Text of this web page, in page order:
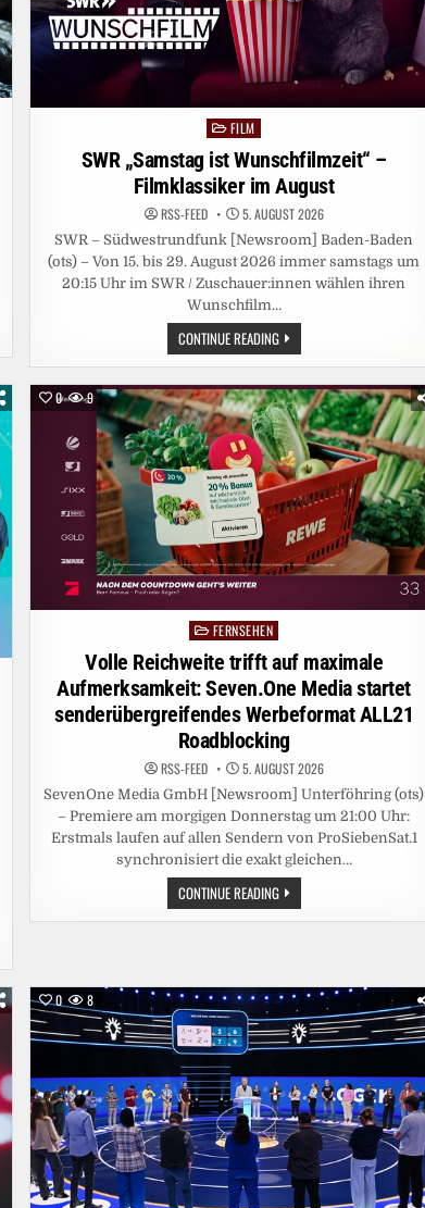
Posted
in
FILM
SWR „Samstag ist Wunschfilmzeit“ –
Filmklassiker im August
RSS-FEED 5. AUGUST 2026
SWR – Südwestrundfunk [Newsroom] Baden-Baden
(ots) – Von 15. bis 29. August 2026 immer samstags um
20:15 Uhr im SWR / Zuschauer:innen wählen ihren
Wunschfilm…
CONTINUE READINGSWR
„SAMSTAG
IST
–
FILMKLASSIKER
IM
AUGUST
0 9
PostedFERNSEHEN
Volle Reichweite trifft auf maximale
Aufmerksamkeit: Seven.One Media startet
senderübergreifendes Werbeformat ALL21
Roadblocking
RSS-FEED 5. AUGUST 2026
SevenOne Media GmbH [Newsroom] Unterföhring (ots)
– Premiere am morgigen Donnerstag um 21:00 Uhr:
Erstmals laufen auf allen Sendern von ProSiebenSat.1
synchronisiert die exakt gleichen…
CONTINUE READINGVOLLE
REICHWEITE
TRIFFT
MEDIA
STARTET
SENDERÜBERGREIFENDES
WERBEFORMAT
ALL21
0 8